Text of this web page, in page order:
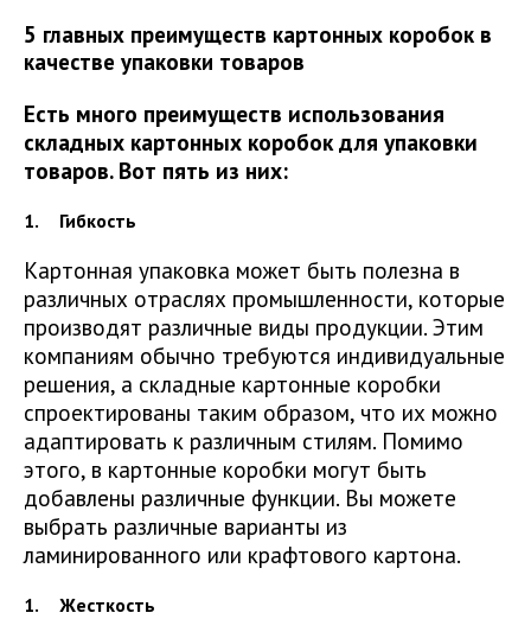
5 главных преимуществ картонных коробок в
качестве упаковки товаров
Есть много преимуществ использования
складных картонных коробок для упаковки
товаров. Вот пять из них:
Гибкость
Картонная упаковка может быть полезна в
различных отраслях промышленности, которые
производят различные виды продукции. Этим
компаниям обычно требуются индивидуальные
решения, а складные картонные коробки
спроектированы таким образом, что их можно
адаптировать к различным стилям. Помимо
этого, в картонные коробки могут быть
добавлены различные функции. Вы можете
выбрать различные варианты из
ламинированного или крафтового картона.
Жесткость